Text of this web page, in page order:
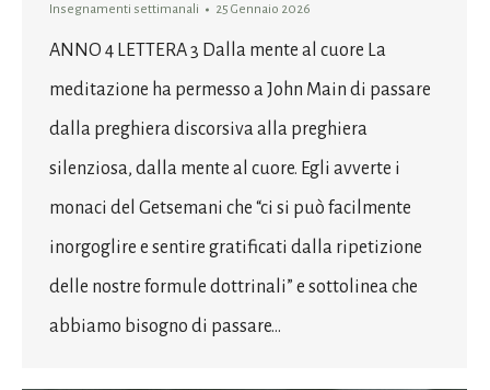
Insegnamenti settimanali 25 Gennaio 2026
ANNO 4 LETTERA 3 Dalla mente al cuore La
meditazione ha permesso a John Main di passare
dalla preghiera discorsiva alla preghiera
silenziosa, dalla mente al cuore. Egli avverte i
monaci del Getsemani che “ci si può facilmente
inorgoglire e sentire gratificati dalla ripetizione
delle nostre formule dottrinali” e sottolinea che
abbiamo bisogno di passare…